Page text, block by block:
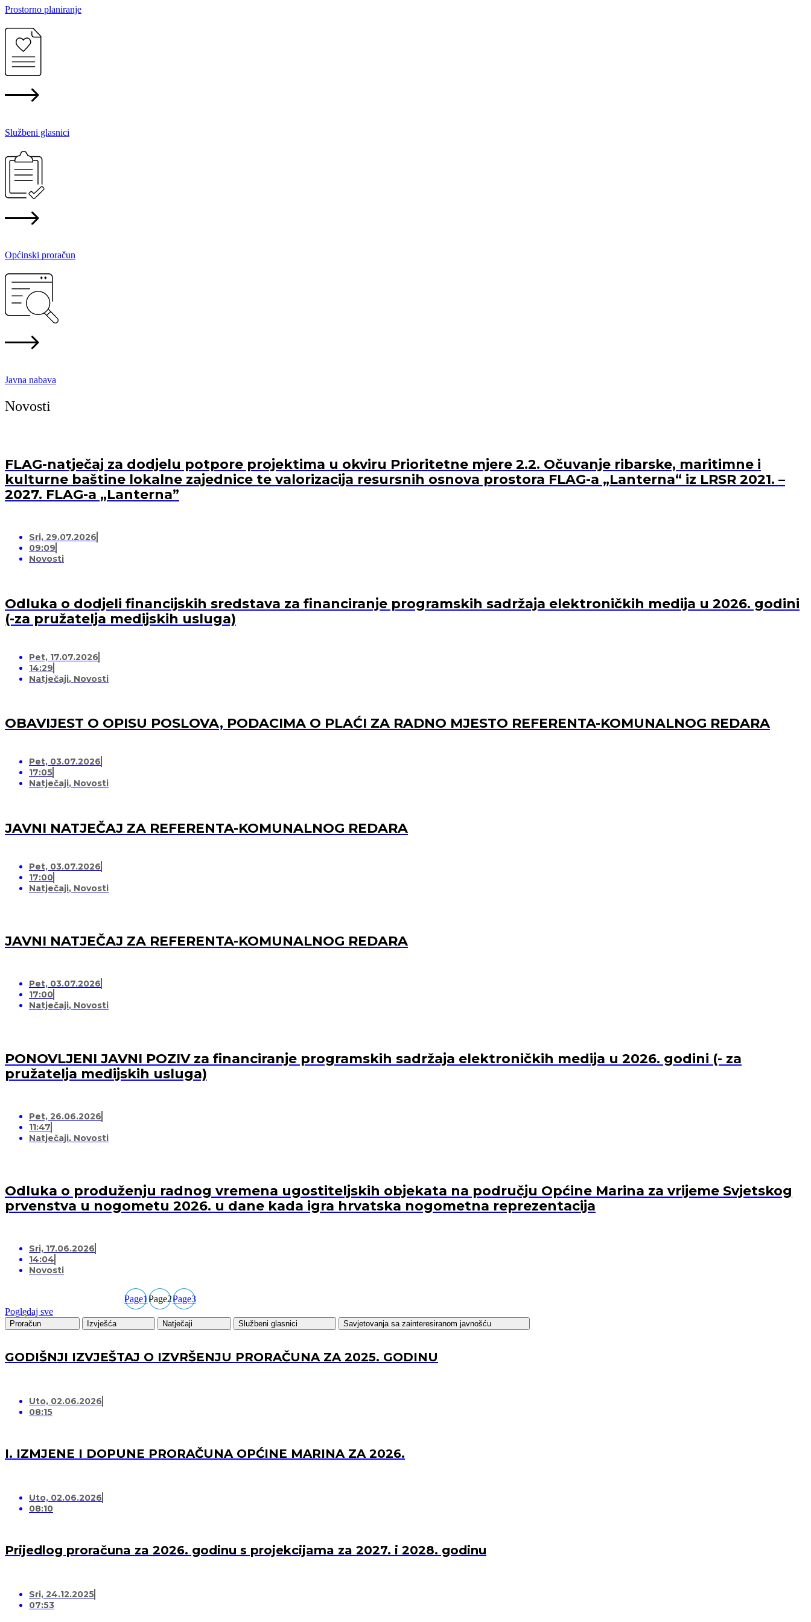
Prostorno planiranje
Službeni glasnici
Općinski proračun
Javna nabava
Novosti
FLAG-natječaj za dodjelu potpore projektima u okviru Prioritetne mjere 2.2. Očuvanje ribarske, maritimne i
kulturne baštine lokalne zajednice te valorizacija resursnih osnova prostora FLAG-a „Lanterna“ iz LRSR 2021. –
2027. FLAG-a „Lanterna”
Sri, 29.07.2026
09:09
Novosti
Odluka o dodjeli financijskih sredstava za financiranje programskih sadržaja elektroničkih medija u 2026. godini
(-za pružatelja medijskih usluga)
Pet, 17.07.2026
14:29
Natječaji, Novosti
OBAVIJEST O OPISU POSLOVA, PODACIMA O PLAĆI ZA RADNO MJESTO REFERENTA-KOMUNALNOG REDARA
Pet, 03.07.2026
17:05
Natječaji, Novosti
JAVNI NATJEČAJ ZA REFERENTA-KOMUNALNOG REDARA
Pet, 03.07.2026
17:00
Natječaji, Novosti
JAVNI NATJEČAJ ZA REFERENTA-KOMUNALNOG REDARA
Pet, 03.07.2026
17:00
Natječaji, Novosti
PONOVLJENI JAVNI POZIV za financiranje programskih sadržaja elektroničkih medija u 2026. godini (- za
pružatelja medijskih usluga)
Pet, 26.06.2026
11:47
Natječaji, Novosti
Odluka o produženju radnog vremena ugostiteljskih objekata na području Općine Marina za vrijeme Svjetskog
prvenstva u nogometu 2026. u dane kada igra hrvatska nogometna reprezentacija
Sri, 17.06.2026
14:04
Novosti
Page1Page2Page3
Pogledaj sve
Proračun Izvješća Natječaji Službeni glasnici Savjetovanja sa zainteresiranom javnošću
GODIŠNJI IZVJEŠTAJ O IZVRŠENJU PRORAČUNA ZA 2025. GODINU
Uto, 02.06.2026
08:15
I. IZMJENE I DOPUNE PRORAČUNA OPĆINE MARINA ZA 2026.
Uto, 02.06.2026
08:10
Prijedlog proračuna za 2026. godinu s projekcijama za 2027. i 2028. godinu
Sri, 24.12.2025
07:53